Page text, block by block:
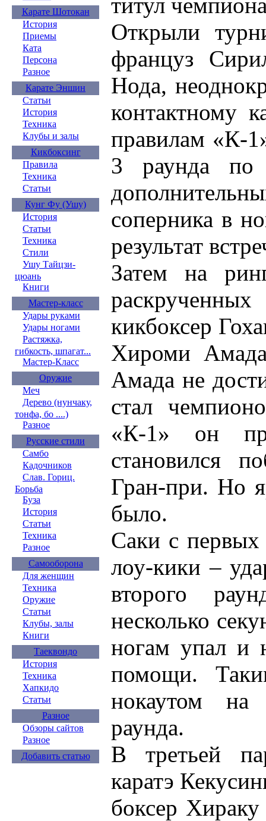
Карате Шотокан
История
Приемы
Ката
Персона
Разное
Карате Эншин
Статьи
История
Техника
Клубы и залы
Кикбоксинг
Правила
Техника
Статьи
Кунг Фу (Ушу)
История
Статьи
Техника
Стили
Ушу Тайцзи-
цюань
Книги
Мастер-класс
Удары руками
Удары ногами
Растяжка,
гибкость, шпагат...
Мастер-Класс
Оружие
Меч
Дерево (нунчаку,
тонфа, бо ....)
Разное
Русские стили
Самбо
Кадочников
Слав. Гориц.
Борьба
Буза
История
Статьи
Техника
Разное
Самооборона
Для женщин
Техника
Оружие
Статьи
Клубы, залы
Книги
Таеквондо
История
Техника
Хапкидо
Статьи
Разное
Обзоры сайтов
Разное
Добавить статью
Открыли
француз
Нода,
контактному
правилам «К-
3 раунда
соперника в
результат
Затем на
кикбоксер
Хироми
Амада не
стал
«К-1» он
становился
Гран-при. Но
было.
Саки с первых
лоу-кики –
второго
несколько
ногам упал и
помощи.
нокаутом на
раунда.
В третьей
каратэ
боксер